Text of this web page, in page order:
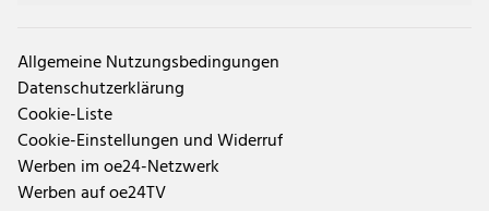
Allgemeine Nutzungsbedingungen
Datenschutzerklärung
Cookie-Liste
Cookie-Einstellungen und Widerruf
Werben im oe24-Netzwerk
Werben auf oe24TV